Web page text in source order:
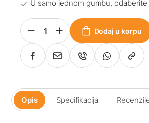
U samo jednom gumbu,
Dodaj u korpu
Opis Specifikacija